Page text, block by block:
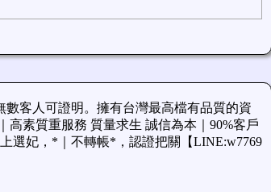
客人可證明。擁有台灣最高檔有品質的資
素質重服務 質量求生 誠信為本｜90%客戶
選妃，*｜不轉帳*，認證把關【LINE:w7769